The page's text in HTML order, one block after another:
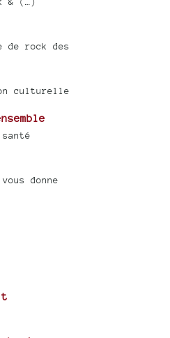
de rock des
culturelle
donne